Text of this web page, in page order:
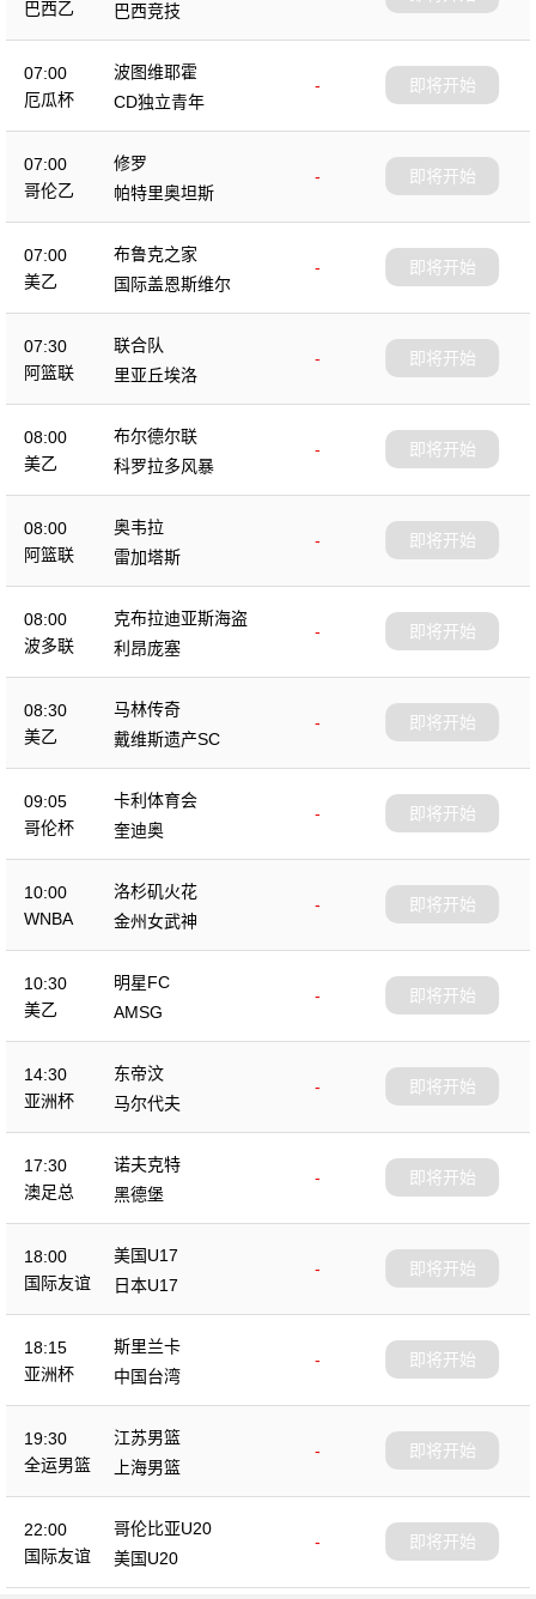
巴西乙
巴西竞技
07:00
厄瓜杯
波图维耶霍
-
CD独立青年
即将开始
07:00
哥伦乙
修罗
-
帕特里奥坦斯
即将开始
07:00
美乙
布鲁克之家
-
国际盖恩斯维尔
即将开始
07:30
阿篮联
联合队
-
里亚丘埃洛
即将开始
08:00
美乙
布尔德尔联
-
科罗拉多风暴
即将开始
08:00
阿篮联
奥韦拉
-
雷加塔斯
即将开始
08:00
波多联
克布拉迪亚斯海盗
-
利昂庞塞
即将开始
08:30
美乙
马林传奇
-
戴维斯遗产SC
即将开始
09:05
哥伦杯
卡利体育会
-
奎迪奥
即将开始
10:00
WNBA
洛杉矶火花
-
金州女武神
即将开始
10:30
美乙
明星FC
-
AMSG
即将开始
14:30
亚洲杯
东帝汶
-
马尔代夫
即将开始
17:30
澳足总
诺夫克特
-
黑德堡
即将开始
18:00
国际友谊
美国U17
-
日本U17
即将开始
18:15
亚洲杯
斯里兰卡
-
中国台湾
即将开始
19:30
全运男篮
江苏男篮
-
上海男篮
即将开始
22:00
国际友谊
哥伦比亚U20
-
美国U20
即将开始